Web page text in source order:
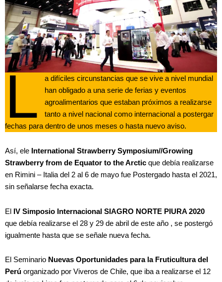
L
a difíciles circunstancias que se vive a nivel mundial
han obligado a una serie de ferias y eventos
agroalimentarios que estaban próximos a realizarse
tanto a nivel nacional como internacional a postergar
fechas para dentro de unos meses o hasta nuevo aviso.
Así, ele International Strawberry Symposium//Growing
Strawberry from de Equator to the Arctic que debía realizarse
en Rimini – Italia del 2 al 6 de mayo fue Postergado hasta el 2021,
sin señalarse fecha exacta.
El IV Simposio Internacional SIAGRO NORTE PIURA 2020
que debía realizarse el 28 y 29 de abril de este año , se postergó
igualmente hasta que se señale nueva fecha.
El Seminario Nuevas Oportunidades para la Fruticultura del
Perú organizado por Viveros de Chile, que iba a realizarse el 12